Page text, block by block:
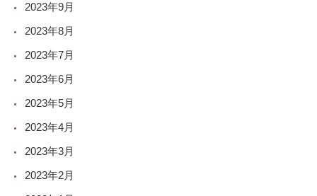
2023年9月
2023年8月
2023年7月
2023年6月
2023年5月
2023年4月
2023年3月
2023年2月